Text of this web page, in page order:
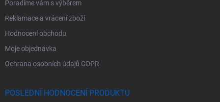
Poradíme vám s výběrem
Reklamace a vrácení zboží
Hodnocení obchodu
Moje objednávka
Ochrana osobních údajů GDPR
POSLEDNÍ HODNOCENÍ PRODUKTU